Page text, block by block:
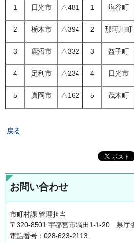
1 日光市 △481 1 塩谷町
2 栃木市 △394 2 那珂川町
3 鹿沼市 △332 3 益子町
4 足利市 △234 4 日光市
5 真岡市 △162 5 茂木町
戻る
お問い合わせ
市町村課 管理担当
〒320-8501 宇都宮市塙田1-1-20 県庁
電話番号：028-623-2113